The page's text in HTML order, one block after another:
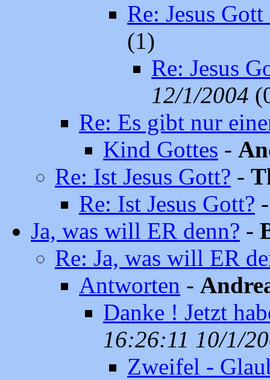
Re: Jesus
(1)
Re: Jesus
12/1/2004
Re: Es gibt nur
Kind Gottes -
Re: Ist Jesus Gott? -
Re: Ist Jesus Gott?
Ja, was will ER denn? -
Re: Ja, was will ER
Antworten -
Danke ! Jetzt
16:26:11 10/1/
Zweifel -